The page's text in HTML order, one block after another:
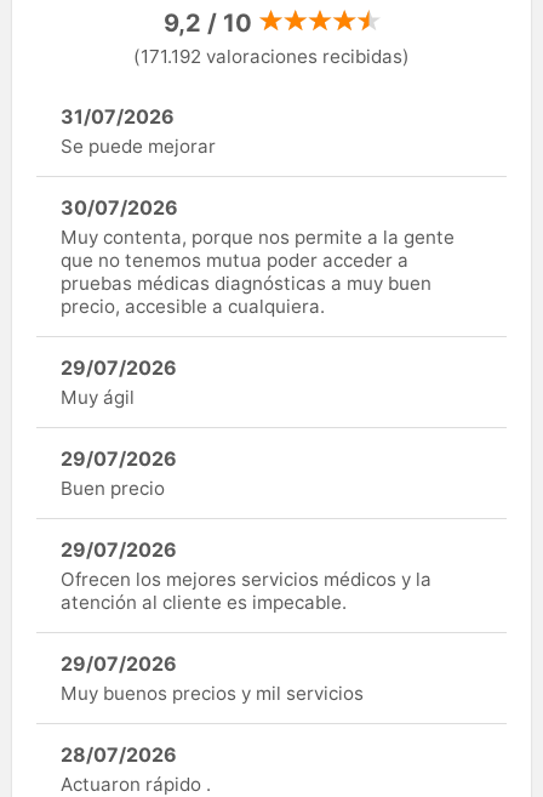
9,2 / 10
(171.192 valoraciones recibidas)
31/07/2026
Se puede mejorar
30/07/2026
Muy contenta, porque nos permite a la gente
que no tenemos mutua poder acceder a
pruebas médicas diagnósticas a muy buen
precio, accesible a cualquiera.
29/07/2026
Muy ágil
29/07/2026
Buen precio
29/07/2026
Ofrecen los mejores servicios médicos y la
atención al cliente es impecable.
29/07/2026
Muy buenos precios y mil servicios
28/07/2026
Actuaron rápido .